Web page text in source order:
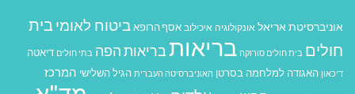
אוניברסיטת אריאל אונקולוגיה איכילוב אסף הרופא ביטוח לאומי בית
חולים בית חולים סורוקה בריאות בריאות הפה בתי חולים דיאטה
דיכאון האגודה למלחמה בסרטן האוניברסיטה העברית הגיל השלישי המרכז